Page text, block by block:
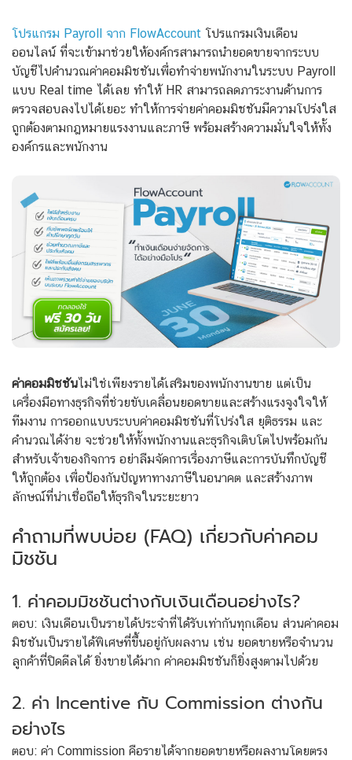
โปรแกรม Payroll จาก FlowAccount โปรแกรมเงินเดือน
ออนไลน์ ที่จะเข้ามาช่วยให้องค์กรสามารถนำยอดขายจากระบบ
บัญชีไปคำนวณค่าคอมมิชชันเพื่อทำจ่ายพนักงานในระบบ Payroll
แบบ Real time ได้เลย ทำให้ HR สามารถลดภาระงานด้านการ
ตรวจสอบลงไปได้เยอะ ทำให้การจ่ายค่าคอมมิชชันมีความโปร่งใส
ถูกต้องตามกฎหมายแรงงานและภาษี พร้อมสร้างความมั่นใจให้ทั้ง
องค์กรและพนักงาน
ค่าคอมมิชชันไม่ใช่เพียงรายได้เสริมของพนักงานขาย แต่เป็น
เครื่องมือทางธุรกิจที่ช่วยขับเคลื่อนยอดขายและสร้างแรงจูงใจให้
ทีมงาน การออกแบบระบบค่าคอมมิชชันที่โปร่งใส ยุติธรรม และ
คำนวณได้ง่าย จะช่วยให้ทั้งพนักงานและธุรกิจเติบโตไปพร้อมกัน
สำหรับเจ้าของกิจการ อย่าลืมจัดการเรื่องภาษีและการบันทึกบัญชี
ให้ถูกต้อง เพื่อป้องกันปัญหาทางภาษีในอนาคต และสร้างภาพ
ลักษณ์ที่น่าเชื่อถือให้ธุรกิจในระยะยาว
คำถามที่พบบ่อย (FAQ) เกี่ยวกับค่าคอม
มิชชัน
1. ค่าคอมมิชชันต่างกับเงินเดือนอย่างไร?
ตอบ: เงินเดือนเป็นรายได้ประจำที่ได้รับเท่ากันทุกเดือน ส่วนค่าคอม
มิชชันเป็นรายได้พิเศษที่ขึ้นอยู่กับผลงาน เช่น ยอดขายหรือจำนวน
ลูกค้าที่ปิดดีลได้ ยิ่งขายได้มาก ค่าคอมมิชชันก็ยิ่งสูงตามไปด้วย
2. ค่า Incentive กับ Commission ต่างกัน
อย่างไร
ตอบ: ค่า Commission คือรายได้จากยอดขายหรือผลงานโดยตรง